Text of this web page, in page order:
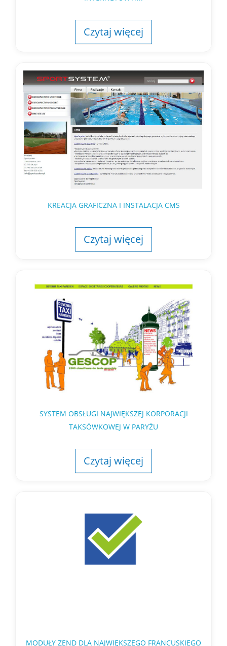
Czytaj więcej
KREACJA GRAFICZNA I INSTALACJA CMS
Czytaj więcej
SYSTEM OBSŁUGI NAJWIĘKSZEJ KORPORACJI
TAKSÓWKOWEJ W PARYŻU
Czytaj więcej
MODUŁY ZEND DLA NAJWIĘKSZEGO FRANCUSKIEGO